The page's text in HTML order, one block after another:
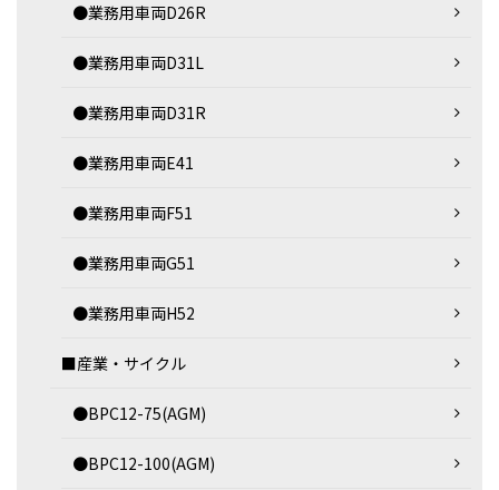
●業務用車両D26R
●業務用車両D31L
●業務用車両D31R
●業務用車両E41
●業務用車両F51
●業務用車両G51
●業務用車両H52
■産業・サイクル
●BPC12-75(AGM)
●BPC12-100(AGM)